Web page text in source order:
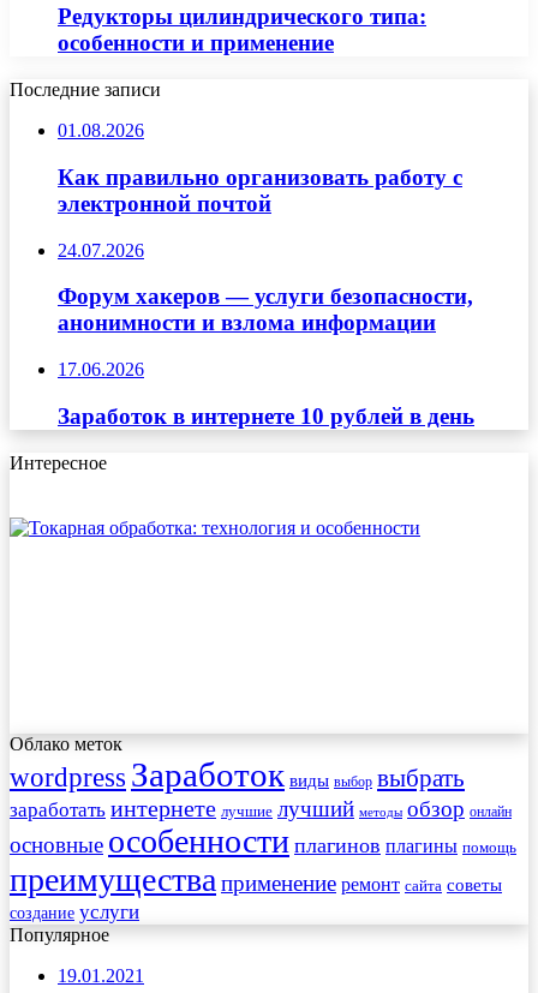
Редукторы цилиндрического типа:
особенности и применение
Последние записи
01.08.2026
Как правильно организовать работу с
электронной почтой
24.07.2026
Форум хакеров — услуги безопасности,
анонимности и взлома информации
17.06.2026
Заработок в интернете 10 рублей в день
Интересное
Облако меток
wordpress Заработок виды выбор выбрать
заработать интернете лучшие лучший методы обзор онлайн
основные особенности плагинов плагины помощь
преимущества применение ремонт сайта советы
создание услуги
Популярное
19.01.2021